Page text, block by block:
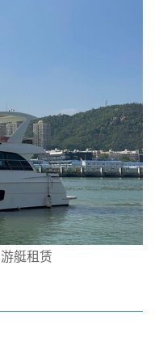
艇租赁